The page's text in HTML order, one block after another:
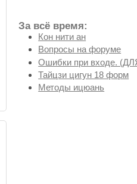
За всё время:
Кон нити ан
Вопросы на форуме
Ошибки при входе.
Тайцзи цигун 18 форм
Методы ицюань